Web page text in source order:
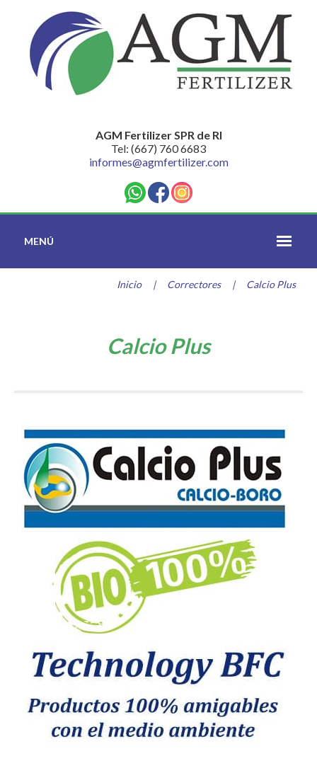
AGM Fertilizer SPR de RI
Tel: (667) 760 6683
informes@agmfertilizer.com
MENÚ
Inicio | Correctores | Calcio Plus
Calcio Plus